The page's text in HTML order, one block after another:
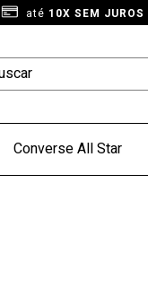
até 10X SEM JUROS
Converse All Star